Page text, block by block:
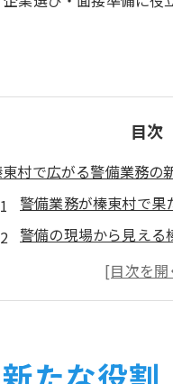
目次
村で広がる警備業務の
警備業務が榛東村で果
警備の現場から見える
警備員が体験する榛東
警備業務拡大で期待さ
警備の仕事が地域社会に与